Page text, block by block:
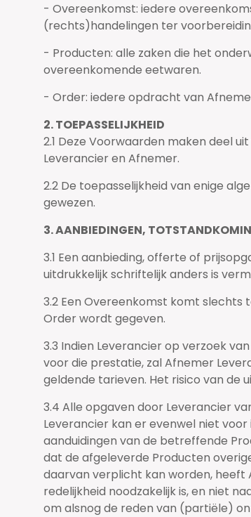
- Overeenkomst: iedere
(rechts)handelingen ter
- Producten: alle zaken die het
overeenkomende eetwaren.
- Order: iedere opdracht van
2. TOEPASSELIJKHEID
2.1 Deze Voorwaarden maken deel
Leverancier en Afnemer.
2.2 De toepasselijkheid van enige
gewezen.
3. AANBIEDINGEN,
3.1 Een aanbieding, offerte of
uitdrukkelijk schriftelijk anders is
3.2 Een Overeenkomst komt slechts
Order wordt gegeven.
3.3 Indien Leverancier op verzoek
voor die prestatie, zal Afnemer
geldende tarieven. Het risico van de
3.4 Alle opgaven door Leverancier
Leverancier kan er evenwel niet
aanduidingen van de betreffende
dat de afgeleverde Producten
daarvan verplicht kan worden,
redelijkheid noodzakelijk is, en niet
om alsnog de reden van (partiële)